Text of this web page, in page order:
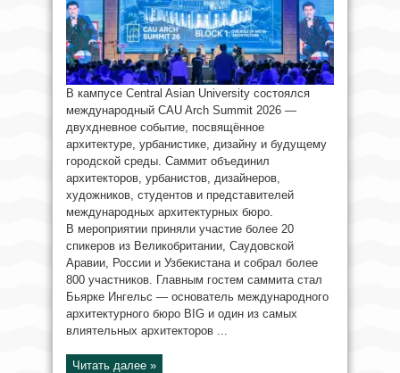
В кампусе Central Asian University состоялся
международный CAU Arch Summit 2026 —
двухдневное событие, посвящённое
архитектуре, урбанистике, дизайну и будущему
городской среды. Саммит объединил
архитекторов, урбанистов, дизайнеров,
художников, студентов и представителей
международных архитектурных бюро.
В мероприятии приняли участие более 20
спикеров из Великобритании, Саудовской
Аравии, России и Узбекистана и собрал более
800 участников. Главным гостем саммита стал
Бьярке Ингельс — основатель международного
архитектурного бюро BIG и один из самых
влиятельных архитекторов ...
Читать далее »